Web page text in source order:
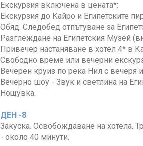
Екскурзия включена в цената*:
Екскурзия до Кайро и Египетските
Обяд. Следобед отпътуване за
Разглеждане на Египетския Музей
Привечер настаняване в хотел 4* в
Свободно време или вечерни
Вечерен круиз по река Нил с вечеря
Вечерно шоу - Звук и светлина на
Нощувка.
ДЕН -8
Закуска. Освобождаване на хотела.
- около 40 минути.